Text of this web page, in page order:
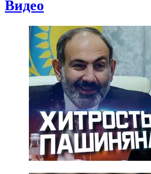
Видео